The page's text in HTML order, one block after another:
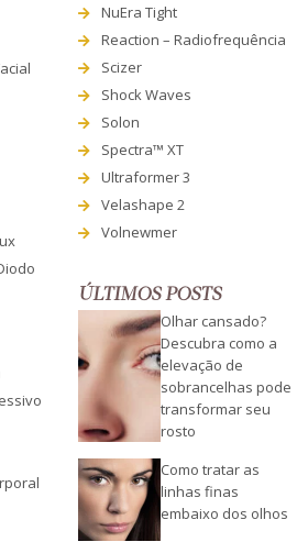
NuEra Tight
Reaction – Radiofrequência
Scizer
Shock Waves
Solon
Spectra™ XT
Ultraformer 3
Velashape 2
Volnewmer
ÚLTIMOS POSTS
Olhar cansado?
Descubra como a
elevação de
sobrancelhas pode
transformar seu
rosto
Como tratar as
linhas finas
embaixo dos olhos